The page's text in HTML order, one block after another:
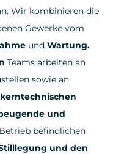
Wir kombinieren die
Gewerke vom
und Wartung.
Teams arbeiten an
sowie an
und
befindlichen
und den